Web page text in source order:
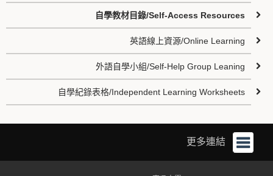
自學教材目錄/Self-Access Resources
英語線上資源/Online Learning
外語自學小組/Self-Help Group Leaning
自學紀錄表格/Independent Learning Worksheets
更多連結